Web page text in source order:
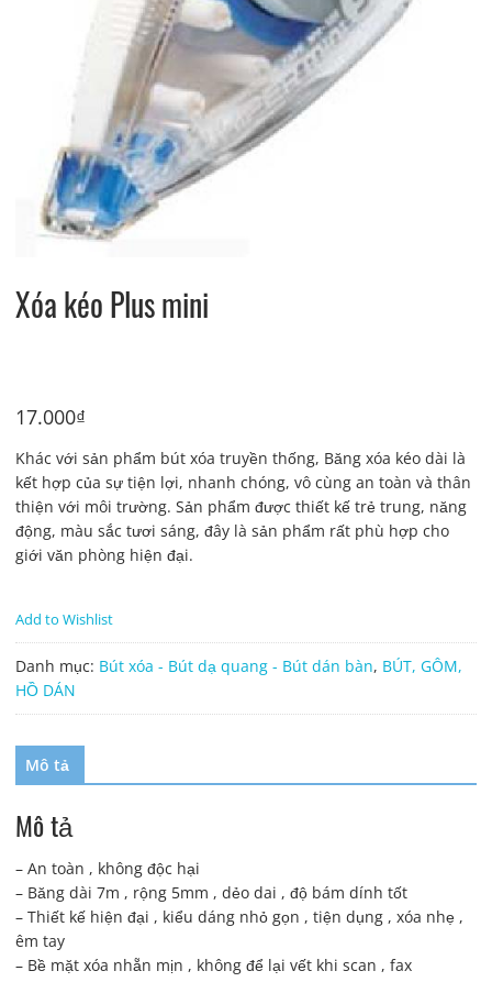
Xóa kéo Plus mini
17.000₫
Khác với sản phẩm bút xóa truyền thống, Băng xóa kéo dài là
kết hợp của sự tiện lợi, nhanh chóng, vô cùng an toàn và thân
thiện với môi trường. Sản phẩm được thiết kế trẻ trung, năng
động, màu sắc tươi sáng, đây là sản phẩm rất phù hợp cho
giới văn phòng hiện đại.
Add to Wishlist
Danh mục: Bút xóa - Bút dạ quang - Bút dán bàn, BÚT, GÔM,
HỒ DÁN
Mô tả
Mô tả
– An toàn , không độc hại
– Băng dài 7m , rộng 5mm , dẻo dai , độ bám dính tốt
– Thiết kế hiện đại , kiểu dáng nhỏ gọn , tiện dụng , xóa nhẹ ,
êm tay
– Bề mặt xóa nhẵn mịn , không để lại vết khi scan , fax